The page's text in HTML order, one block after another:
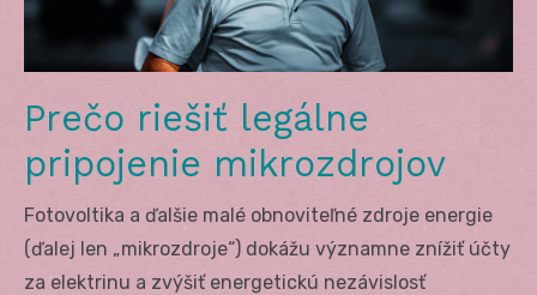
Prečo riešiť legálne
pripojenie mikrozdrojov
Fotovoltika a ďalšie malé obnoviteľné zdroje energie
(ďalej len „mikrozdroje“) dokážu významne znížiť účty
za elektrinu a zvýšiť energetickú nezávislosť